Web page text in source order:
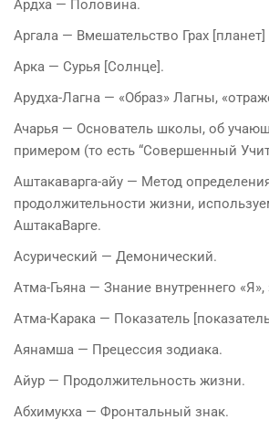
Ардха — Половина.
Аргала — Вмешательство Грах
Арка — Сурья [Солнце].
Арудха-Лагна — «Образ» Лагны,
Ачарья — Основатель школы, об
примером (то есть “Совершенный
Аштакаварга-айу — Метод
продолжительности жизни,
АштакаВарге.
Асурический — Демонический.
Атма-Гьяна — Знание внутреннего
Атма-Карака — Показатель
Аянамша — Прецессия зодиака.
Айур — Продолжительность жизни.
Абхимукха — Фронтальный знак.